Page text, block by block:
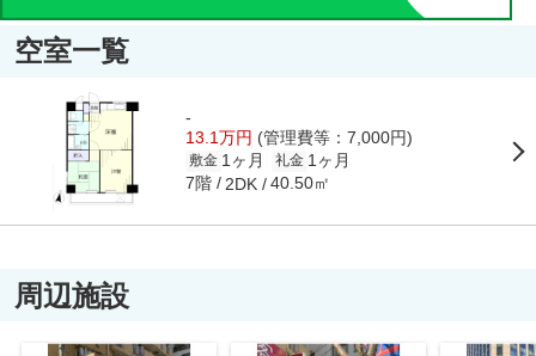
空室一覧
-
13.1万円 (管理費等：7,000円)
敷金 1ヶ月 礼金 1ヶ月
7階 2DK 40.50㎡
周辺施設